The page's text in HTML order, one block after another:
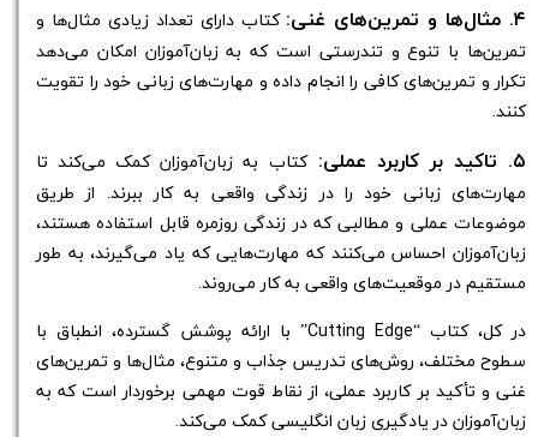
۴. مثال‌ها و تمرین‌های غنی:
کتاب دارای تعداد زیادی مثال‌ها و
تمرین‌ها با تنوع و تندرستی است که به زبان‌آموزان امکان می‌دهد
تکرار و تمرین‌های کافی را انجام داده و مهارت‌های زبانی خود را تقویت
کنند.
۵. تاکید بر کاربرد عملی:
کتاب به زبان‌آموزان کمک می‌کند تا
مهارت‌های زبانی خود را در زندگی واقعی به کار ببرند. از طریق
موضوعات عملی و مطالبی که در زندگی روزمره قابل استفاده هستند،
زبان‌آموزان احساس می‌کنند که مهارت‌هایی که یاد می‌گیرند، به طور
مستقیم در موقعیت‌های واقعی به کار می‌روند.
در کل، کتاب “Cutting Edge” با ارائه پوشش گسترده، انطباق با
سطوح مختلف، روش‌های تدریس جذاب و متنوع، مثال‌ها و تمرین‌های
غنی و تأکید بر کاربرد عملی، از نقاط قوت مهمی برخوردار است که به
زبان‌آموزان در یادگیری زبان انگلیسی کمک می‌کند.